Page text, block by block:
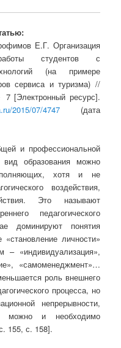
Е.Г. Организация
студентов с
(на примере
сервиса и туризма) //
[Электронный ресурс].
2015/07/4747(дата
и профессиональной
вид образования можно
хотя и не
воздействия,
Это называют
педагогического
доминируют понятия
«становление личности»
– «индивидуализация»,
«самоменеджмент»…
роль внешнего
процесса, но
непрерывности,
можно и необходимо
155, с. 158].